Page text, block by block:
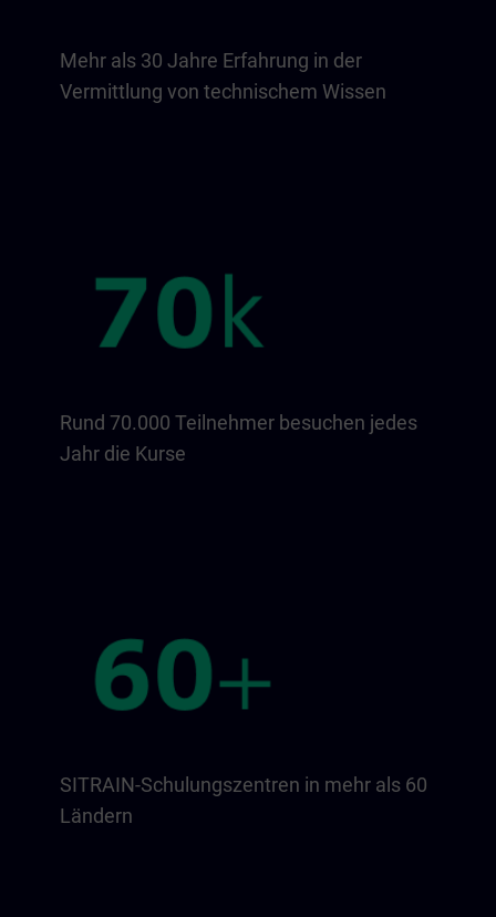
Mehr als 30 Jahre Erfahrung in der
Vermittlung von technischem Wissen
Rund 70.000 Teilnehmer besuchen jedes
Jahr die Kurse
SITRAIN-Schulungszentren in mehr als 60
Ländern